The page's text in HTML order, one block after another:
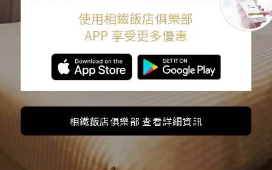
使用相鐵飯店俱樂部
APP 享受更多優惠
相鐵飯店俱樂部 查看詳細資訊